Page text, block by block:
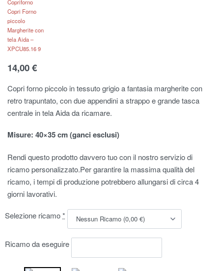
14,00€
Copri forno piccolo in tessuto grigio a fantasia margherite con
retro trapuntato, con due appendini a strappo e grande tasca
centrale in tela Aida da ricamare.
Misure: 40×35 cm (ganci esclusi)
Rendi questo prodotto davvero tuo con il nostro servizio di
ricamo personalizzato.Per garantire la massima qualità del
ricamo, i tempi di produzione potrebbero allungarsi di circa 4
giorni lavorativi.
Selezione ricamo*
Ricamo da eseguire